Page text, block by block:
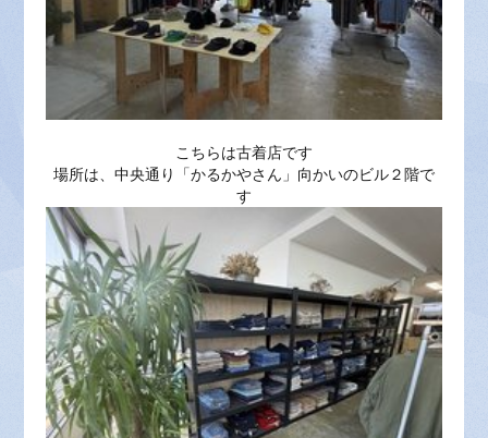
こちらは古着店です
場所は、中央通り「かるかやさん」向かいのビル２階で
す